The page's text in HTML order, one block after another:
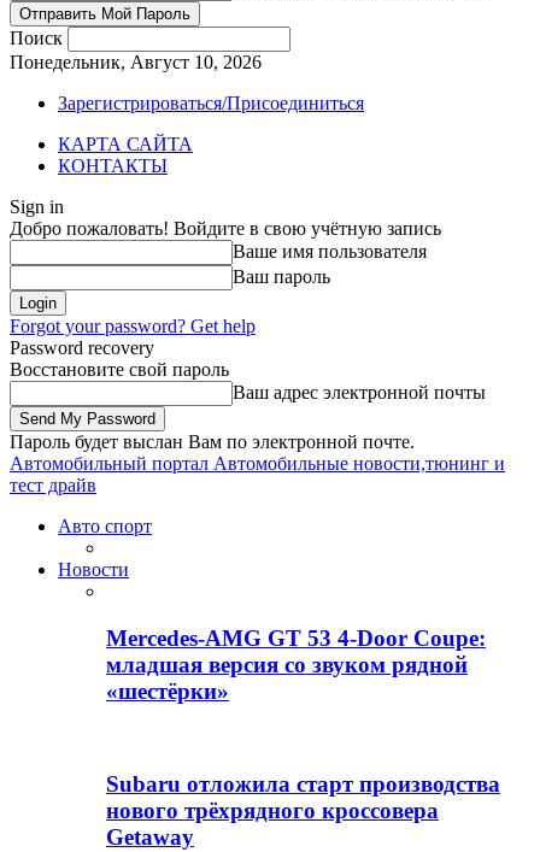
Поиск
Понедельник, Август 10, 2026
Зарегистрироваться/Присоединиться
КАРТА САЙТА
КОНТАКТЫ
Sign in
Добро пожаловать! Войдите в свою учётную запись
Ваше имя пользователя
Ваш пароль
Forgot your password? Get help
Password recovery
Восстановите свой пароль
Ваш адрес электронной почты
Пароль будет выслан Вам по электронной почте.
Автомобильный портал Автомобильные новости,тюнинг и
тест драйв
Авто спорт
Новости
Mercedes-AMG GT 53 4-Door Coupe:
младшая версия со звуком рядной
«шестёрки»
Subaru отложила старт производства
нового трёхрядного кроссовера
Getaway